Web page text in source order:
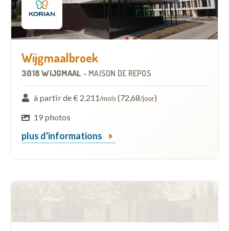
Wijgmaalbroek
3018 WIJGMAAL - MAISON DE REPOS
à partir de € 2.211/mois(72,68/jour)
19 photos
plus d'informations